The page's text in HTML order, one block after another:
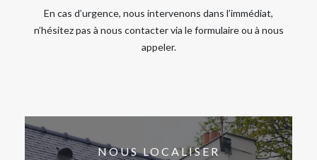
En cas d’urgence, nous intervenons dans l’immédiat,
n’hésitez pas à nous contacter via le formulaire ou à nous
appeler.
NOUS LOCALISER